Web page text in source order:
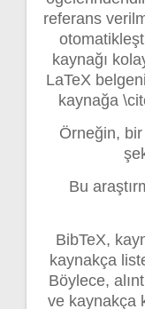
referans
kaynağı
LaTeX
kaynağa
Örneğin, bir
Bu
BibTeX,
kaynakça
Böylece,
ve kaynakça